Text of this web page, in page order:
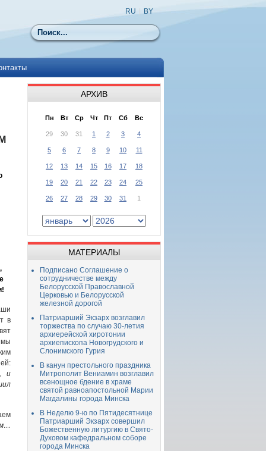
Поиск
RU BY
в
мы
и
АРХИВ
Пн Вт Ср Чт Пт Сб Вс
29 30 31 1 2 3 4
5 6 7 8 9 10 11
12 13 14 15 16 17 18
19 20 21 22 23 24 25
26 27 28 29 30 31 1
МАТЕРИАЛЫ
Подписано Соглашение о
сотрудничестве между
Белорусской Православной
Церковью и Белорусской
железной дорогой
Патриарший Экзарх возглавил
торжества по случаю 30-летия
архиерейской хиротонии
архиепископа Новогрудского и
Слонимского Гурия
В канун престольного праздника
Митрополит Вениамин возглавил
всенощное бдение в храме
святой равноапостольной Марии
Магдалины города Минска
В Неделю 9-ю по Пятидесятнице
Патриарший Экзарх совершил
Божественную литургию в Свято-
Духовом кафедральном соборе
города Минска